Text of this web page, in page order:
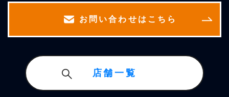
お問い合わせはこちら
店舗一覧